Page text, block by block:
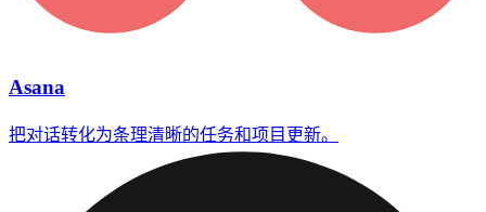
Asana
把对话转化为条理清晰的任务和项目更新。